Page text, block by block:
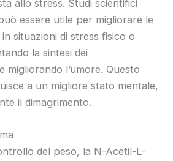
allo stress. Studi scientifici
essere utile per migliorare le
situazioni di stress fisico o
la sintesi dei
migliorando l’umore. Questo
a un migliore stato mentale,
il dimagrimento.
del peso, la N-Acetil-L-